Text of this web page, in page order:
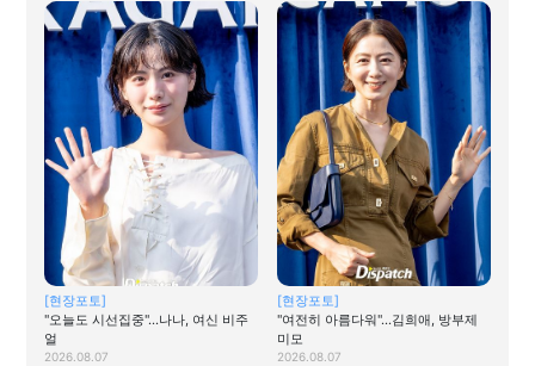
[현장포토]
"오늘도 시선집중"…나나, 여신 비주
얼
2026.08.07
[현장포토]
"여전히 아름다워"…김희애, 방부제
미모
2026.08.07